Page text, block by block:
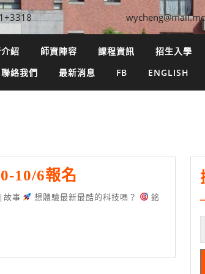
紹 師資陣容 課程資訊 招生入學
聯絡我們 最新消息 FB ENGLISH
10/6報名
夯
故事 想體驗最新最酷的科技嗎？
銘